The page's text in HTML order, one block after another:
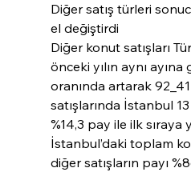
Diğer satış türleri
el değiştirdi
Diğer konut satışları
önceki yılın aynı ayına
oranında artarak
satışlarında İstanbul
%14,3 pay ile ilk sıraya
İstanbul’daki toplam
diğer satışların payı